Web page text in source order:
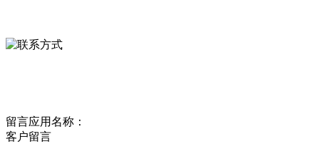
留言应用名称：
客户留言